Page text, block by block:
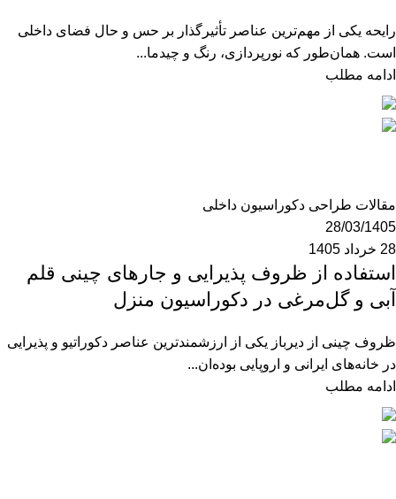
رایحه یکی از مهم‌ترین عناصر تأثیرگذار بر حس و حال فضای داخلی
است. همان‌طور که نورپردازی، رنگ و چیدما...
ادامه مطلب
مقالات طراحی دکوراسیون داخلی
28/03/1405
28 خرداد 1405
استفاده از ظروف پذیرایی و جارهای چینی قلم
آبی و گل‌مرغی در دکوراسیون منزل
ظروف چینی از دیرباز یکی از ارزشمندترین عناصر دکوراتیو و پذیرایی
در خانه‌های ایرانی و اروپایی بوده‌ان...
ادامه مطلب